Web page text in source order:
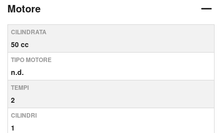
Motore
CILINDRATA
50 cc
TIPO MOTORE
n.d.
TEMPI
2
CILINDRI
1